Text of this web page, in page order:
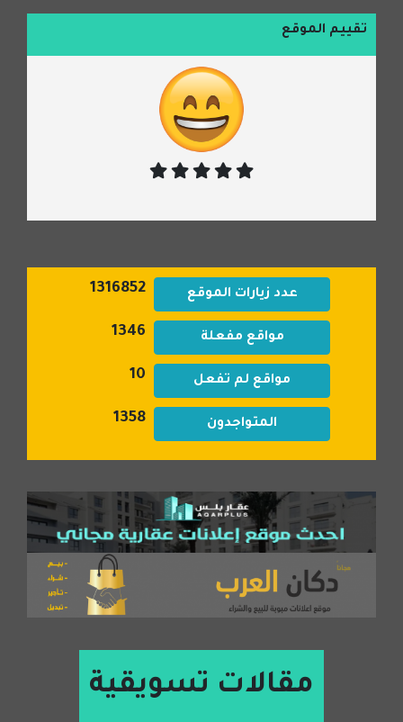
تقييم الموقع
عدد زيارات الموقع 1316852
مواقع مفعلة 1346
مواقع لم تفعل 10
المتواجدون 1358
مقالات تسويقية